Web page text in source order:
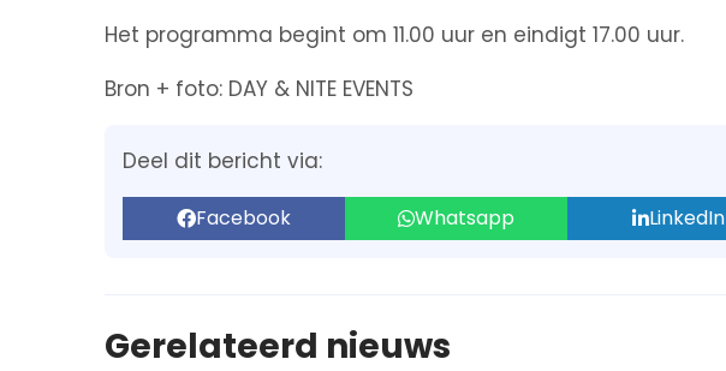
Het programma begint om 11.00 uur en eindigt 17.00 uur.
Bron + foto: DAY & NITE EVENTS
Deel dit bericht via:
Facebook Whatsapp LinkedIn
Gerelateerd nieuws